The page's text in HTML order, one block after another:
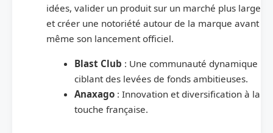
idées, valider un produit sur un marché plus large
et créer une notoriété autour de la marque avant
même son lancement officiel.
Blast Club : Une communauté dynamique
ciblant des levées de fonds ambitieuses.
Anaxago: Innovation et diversification à la
touche française.